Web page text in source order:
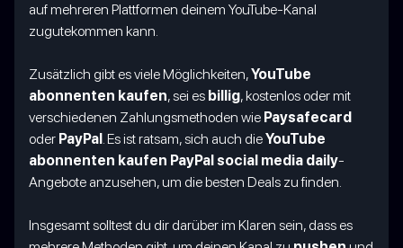
auf mehreren Plattformen deinem YouTube-Kanal
zugutekommen kann.
Zusätzlich gibt es viele Möglichkeiten,YouTube
abonnenten kaufen, sei es billig, kostenlos oder mit
verschiedenen Zahlungsmethoden wie Paysafecard
oder PayPal. Es ist ratsam, sich auch dieYouTube
abonnenten kaufen PayPal social media daily-
Angebote anzusehen, um die besten Deals zu finden.
Insgesamt solltest du dir darüber im Klaren sein, dass es